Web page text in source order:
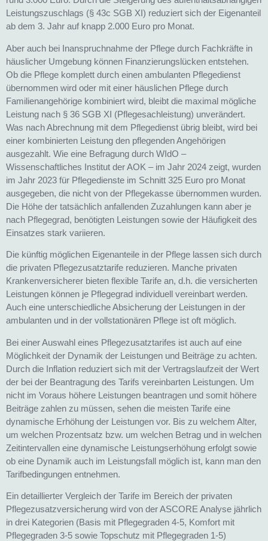
Leistungszuschlags (§ 43c SGB XI) reduziert sich der Eigenanteil
ab dem 3. Jahr auf knapp 2.000 Euro pro Monat.
Aber auch bei Inanspruchnahme der Pflege durch Fachkräfte in
häuslicher Umgebung können Finanzierungslücken entstehen.
Ob die Pflege komplett durch einen ambulanten Pflegedienst
übernommen wird oder mit einer häuslichen Pflege durch
Familienangehörige kombiniert wird, bleibt die maximal mögliche
Leistung nach § 36 SGB XI (Pflegesachleistung) unverändert.
Was nach Abrechnung mit dem Pflegedienst übrig bleibt, wird bei
einer kombinierten Leistung den pflegenden Angehörigen
ausgezahlt. Wie eine Befragung durch WIdO –
Wissenschaftliches Institut der AOK – im Jahr 2024 zeigt, wurden
im Jahr 2023 für Pflegedienste im Schnitt 325 Euro pro Monat
ausgegeben, die nicht von der Pflegekasse übernommen wurden.
Die Höhe der tatsächlich anfallenden Zuzahlungen kann aber je
nach Pflegegrad, benötigten Leistungen sowie der Häufigkeit des
Einsatzes stark variieren.
Die künftig möglichen Eigenanteile in der Pflege lassen sich durch
die privaten Pflegezusatztarife reduzieren. Manche privaten
Krankenversicherer bieten flexible Tarife an, d.h. die versicherten
Leistungen können je Pflegegrad individuell vereinbart werden.
Auch eine unterschiedliche Absicherung der Leistungen in der
ambulanten und in der vollstationären Pflege ist oft möglich.
Bei einer Auswahl eines Pflegezusatztarifes ist auch auf eine
Möglichkeit der Dynamik der Leistungen und Beiträge zu achten.
Durch die Inflation reduziert sich mit der Vertragslaufzeit der Wert
der bei der Beantragung des Tarifs vereinbarten Leistungen. Um
nicht im Voraus höhere Leistungen beantragen und somit höhere
Beiträge zahlen zu müssen, sehen die meisten Tarife eine
dynamische Erhöhung der Leistungen vor. Bis zu welchem Alter,
um welchen Prozentsatz bzw. um welchen Betrag und in welchen
Zeitintervallen eine dynamische Leistungserhöhung erfolgt sowie
ob eine Dynamik auch im Leistungsfall möglich ist, kann man den
Tarifbedingungen entnehmen.
Ein detaillierter Vergleich der Tarife im Bereich der privaten
Pflegezusatzversicherung wird von der ASCORE Analyse jährlich
in drei Kategorien (Basis mit Pflegegraden 4-5, Komfort mit
Pflegegraden 3-5 sowie Topschutz mit Pflegegraden 1-5)